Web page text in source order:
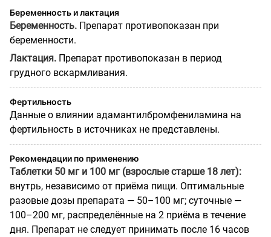
Беременность и лактация
Беременность. Препарат противопоказан при
беременности.
Лактация. Препарат противопоказан в период
грудного вскармливания.
Фертильность
Данные о влиянии адамантилбромфениламина на
фертильность в источниках не представлены.
Рекомендации по применению
Таблетки 50 мг и 100 мг (взрослые старше 18 лет):
внутрь, независимо от приёма пищи. Оптимальные
разовые дозы препарата — 50–100 мг; суточные —
100–200 мг, распределённые на 2 приёма в течение
дня. Препарат не следует принимать после 16 часов